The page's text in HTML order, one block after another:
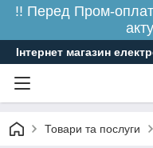
!! Перед Пром-
Інтернет магазин
Товари та послуги